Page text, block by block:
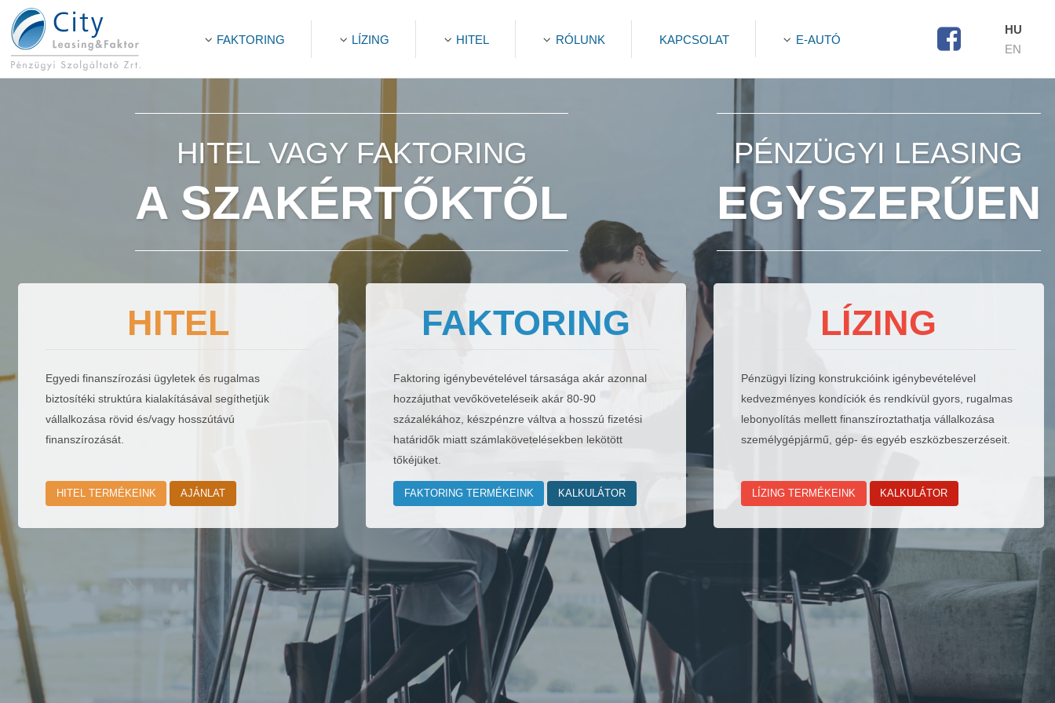
FAKTORING LÍZING HITEL RÓLUNK KAPCSOLAT E-AUTÓ
HU
EN
HITEL VAGY FAKTORING
A SZAKÉRTŐKTŐL
HITEL
Egyedi finanszírozási ügyletek és rugalmas
biztosítéki struktúra kialakításával segíthetjük
vállalkozása rövid és/vagy hosszútávú
finanszírozását.
HITEL TERMÉKEINK AJÁNLAT
FAKTORING
Faktoring igénybevételével társasága akár azonnal
hozzájuthat vevőköveteléseik akár 80-90
százalékához, készpénzre váltva a hosszú fizetési
határidők miatt számlakövetelésekben lekötött
tőkéjüket.
FAKTORING TERMÉKEINK KALKULÁTOR
PÉNZÜGYI LEASING
EGYSZERŰEN
LÍZING
Pénzügyi lízing konstrukcióink igénybevételével
kedvezményes kondíciók és rendkívül gyors, rugalmas
lebonyolítás mellett finanszíroztathatja vállalkozása
személygépjármű, gép- és egyéb eszközbeszerzéseit.
LÍZING TERMÉKEINK KALKULÁTOR